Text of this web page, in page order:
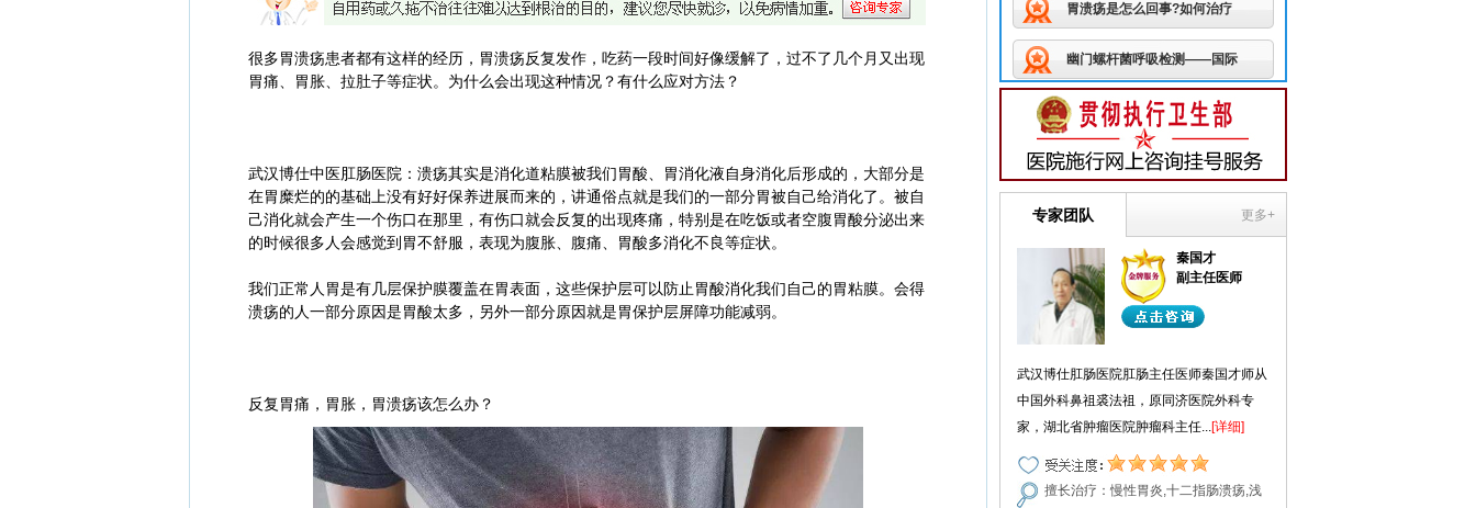
很多胃溃疡患者都有这样的经历，胃溃疡反复发作，吃药一段时间好像缓解了，过不了几个月又出现
胃痛、胃胀、拉肚子等症状。为什么会出现这种情况？有什么应对方法？
武汉博仕中医肛肠医院：溃疡其实是消化道粘膜被我们胃酸、胃消化液自身消化后形成的，大部分是
在胃糜烂的的基础上没有好好保养进展而来的，讲通俗点就是我们的一部分胃被自己给消化了。被自
己消化就会产生一个伤口在那里，有伤口就会反复的出现疼痛，特别是在吃饭或者空腹胃酸分泌出来
的时候很多人会感觉到胃不舒服，表现为腹胀、腹痛、胃酸多消化不良等症状。
我们正常人胃是有几层保护膜覆盖在胃表面，这些保护层可以防止胃酸消化我们自己的胃粘膜。会得
溃疡的人一部分原因是胃酸太多，另外一部分原因就是胃保护层屏障功能减弱。
反复胃痛，胃胀，胃溃疡该怎么办？
胃溃疡是怎么回事?如何治疗
幽门螺杆菌呼吸检测——国际
更多+
专家团队
秦国才
副主任医师
武汉博仕肛肠医院肛肠主任医师秦国才师从
中国外科鼻祖裘法祖，原同济医院外科专
家，湖北省肿瘤医院肿瘤科主任...[详细]
擅长治疗：慢性胃炎,十二指肠溃疡,浅